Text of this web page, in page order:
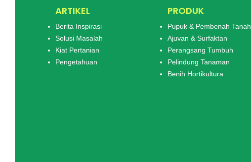
ARTIKEL
Berita Inspirasi
Solusi Masalah
Kiat Pertanian
Pengetahuan
PRODUK
Pupuk & Pembenah Tanah
Ajuvan & Surfaktan
Perangsang Tumbuh
Pelindung Tanaman
Benih Hortikultura